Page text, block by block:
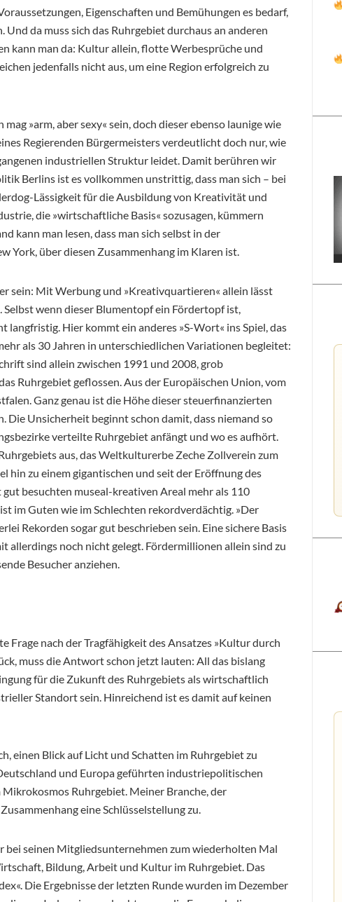
Eigenschaften und Bemühungen es bedarf,
da muss sich das Ruhrgebiet durchaus an anderen
kann man da: Kultur allein, flotte Werbesprüche und
jedenfalls nicht aus, um eine Region erfolgreich zu
»arm, aber sexy« sein, doch dieser ebenso launige wie
Regierenden Bürgermeisters verdeutlicht doch nur, wie
industriellen Struktur leidet. Damit berühren wir
Berlins ist es vollkommen unstrittig, dass man sich – bei
Lässigkeit für die Ausbildung von Kreativität und
die »wirtschaftliche Basis« sozusagen, kümmern
kann man lesen, dass man sich selbst in der
York, über diesen Zusammenhang im Klaren ist.
sein: Mit Werbung und »Kreativquartieren« allein lässt
wenn dieser Blumentopf ein Fördertopf ist,
Hier kommt ein anderes »S-Wort« ins Spiel, das
als 30 Jahren in unterschiedlichen Variationen begleitet:
sind allein zwischen 1991 und 2008, grob
Ruhrgebiet geflossen. Aus der Europäischen Union, vom
Ganz genau ist die Höhe dieser steuerfinanzierten
Die Unsicherheit beginnt schon damit, dass niemand so
verteilte Ruhrgebiet anfängt und wo es aufhört.
aus, das Weltkulturerbe Zeche Zollverein zum
hin zu einem gigantischen und seit der Eröffnung des
besuchten museal-kreativen Areal mehr als 110
im Guten wie im Schlechten rekordverdächtig. »Der
Rekorden sogar gut beschrieben sein. Eine sichere Basis
allerdings noch nicht gelegt. Fördermillionen allein sind zu
Besucher anziehen.
Frage nach der Tragfähigkeit des Ansatzes »Kultur durch
muss die Antwort schon jetzt lauten: All das bislang
für die Zukunft des Ruhrgebiets als wirtschaftlich
Standort sein. Hinreichend ist es damit auf keinen
einen Blick auf Licht und Schatten im Ruhrgebiet zu
und Europa geführten industriepolitischen
Ruhrgebiet. Meiner Branche, der
eine Schlüsselstellung zu.
seinen Mitgliedsunternehmen zum wiederholten Mal
Bildung, Arbeit und Kultur im Ruhrgebiet. Das
Die Ergebnisse der letzten Runde wurden im Dezember